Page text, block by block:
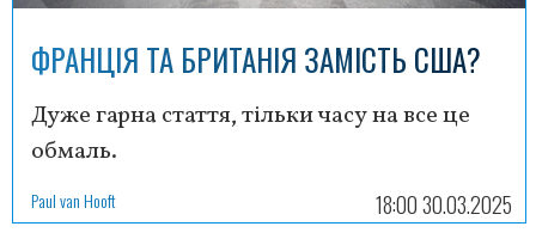
ФРАНЦІЯ ТА БРИТАНІЯ ЗАМІСТЬ США?
Дуже гарна стаття, тільки часу на все це
обмаль.
Paul van Hooft 18:00 30.03.2025